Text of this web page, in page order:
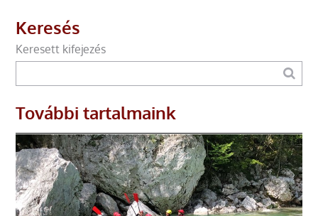
Keresés
Keresett kifejezés
További tartalmaink